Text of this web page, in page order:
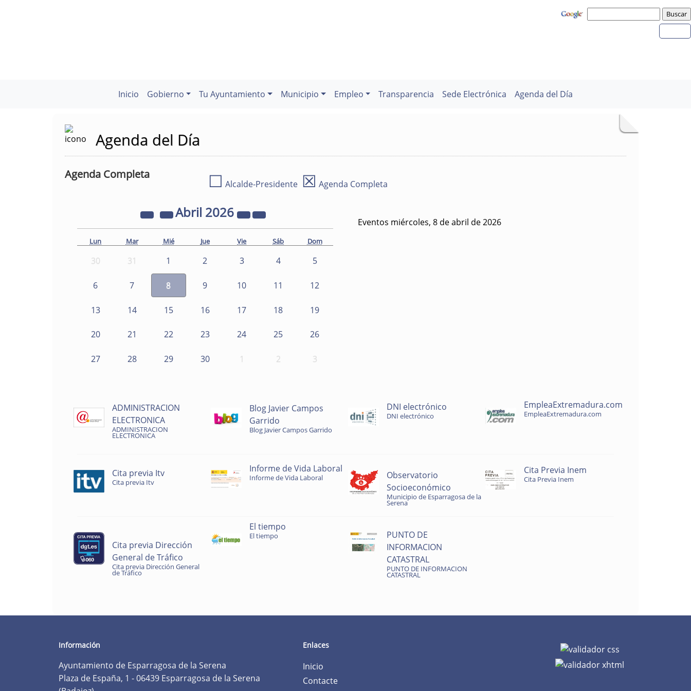
Inicio Gobierno Tu Ayuntamiento Municipio Empleo Transparencia Sede Electrónica Agenda del Día
Agenda del Día
Agenda Completa ☐ Alcalde-Presidente ☒ Agenda Completa
Abril 2026
Lun Mar Mié Jue Vie Sáb Dom
30 31 1 2 3 4 5
6 7 8 9 10 11 12
13 14 15 16 17 18 19
20 21 22 23 24 25 26
27 28 29 30 1 2 3
Eventos miércoles, 8 de abril de 2026
ADMINISTRACION
ELECTRONICA
ADMINISTRACION
ELECTRONICA
Blog Javier Campos
Garrido
Blog Javier Campos Garrido
DNI electrónico
DNI electrónico
EmpleaExtremadura.com
EmpleaExtremadura.com
Cita previa Itv
Cita previa Itv
Informe de Vida Laboral
Informe de Vida Laboral
Observatorio
Socioeconómico
Municipio de Esparragosa de la
Serena
Cita Previa Inem
Cita Previa Inem
Cita previa Dirección
General de Tráfico
Cita previa Dirección General
de Tráfico
El tiempo
El tiempo
PUNTO DE
INFORMACION
CATASTRAL
PUNTO DE INFORMACION
CATASTRAL
Información
Ayuntamiento de Esparragosa de la Serena
Plaza de España, 1 - 06439 Esparragosa de la Serena
Enlaces
Inicio
Contacte